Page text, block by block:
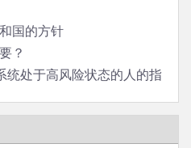
国的方针
？
统处于高风险状态的人的指